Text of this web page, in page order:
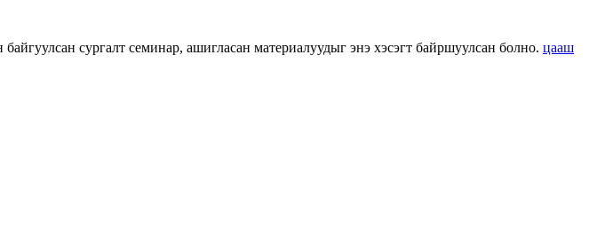
сургалт семинар, ашигласан материалуудыг энэ хэсэгт байршуулсан болно. цааш